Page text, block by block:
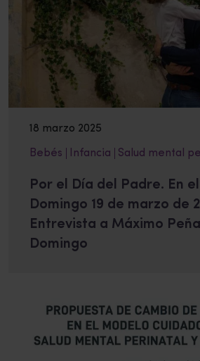
18 marzo 2025
Bebés Infancia Salud mental
Por el Día del Padre. En
Domingo 19 de marzo de
Entrevista a Máximo
Domingo